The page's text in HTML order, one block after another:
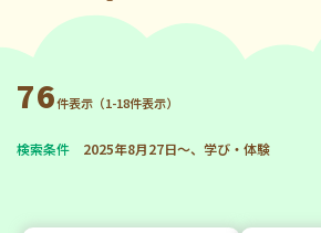
76件表示（1-18件表示）
検索条件 2025年8月27日～、学び・体験